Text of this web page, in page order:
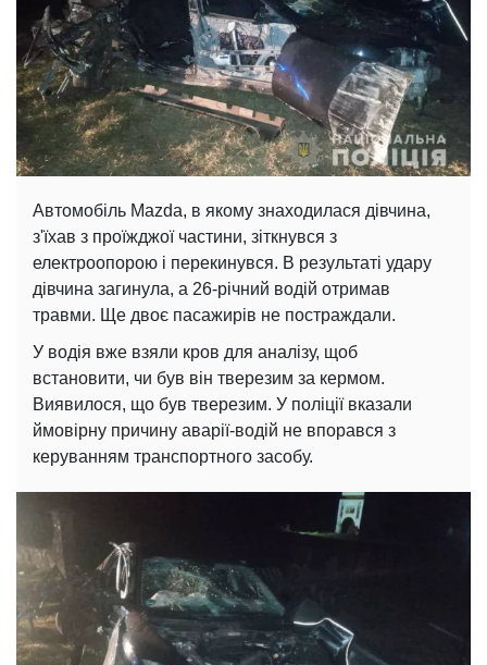
Автомобіль Mazda, в якому знаходилася дівчина,
з'їхав з проїжджої частини, зіткнувся з
електроопорою і перекинувся. В результаті удару
дівчина загинула, а 26-річний водій отримав
травми. Ще двоє пасажирів не постраждали.
У водія вже взяли кров для аналізу, щоб
встановити, чи був він тверезим за кермом.
Виявилося, що був тверезим. У поліції вказали
ймовірну причину аварії-водій не впорався з
керуванням транспортного засобу.